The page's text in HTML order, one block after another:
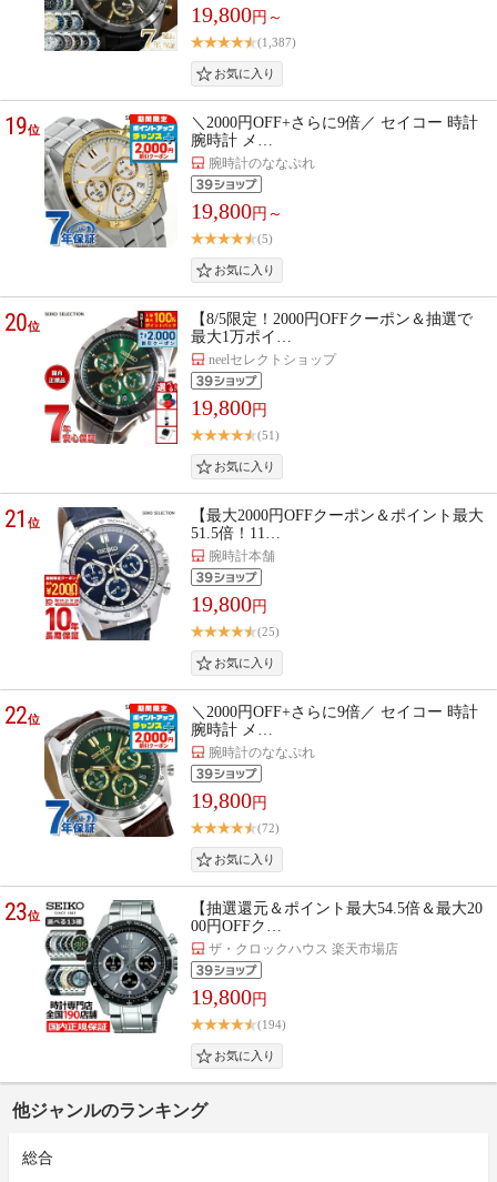
19,800円～
(1,387)
19位
＼2000円OFF+さらに9倍／ セイコー 時計
腕時計 メ…
腕時計のななぷれ
19,800円～
(5)
20位
【8/5限定！2000円OFFクーポン＆抽選で
最大1万ポイ…
neelセレクトショップ
19,800円
(51)
21位
【最大2000円OFFクーポン＆ポイント最大
51.5倍！11…
腕時計本舗
19,800円
(25)
22位
＼2000円OFF+さらに9倍／ セイコー 時計
腕時計 メ…
腕時計のななぷれ
19,800円
(72)
23位
【抽選還元＆ポイント最大54.5倍＆最大20
00円OFFク…
ザ・クロックハウス 楽天市場店
19,800円
(194)
他ジャンルのランキング
総合